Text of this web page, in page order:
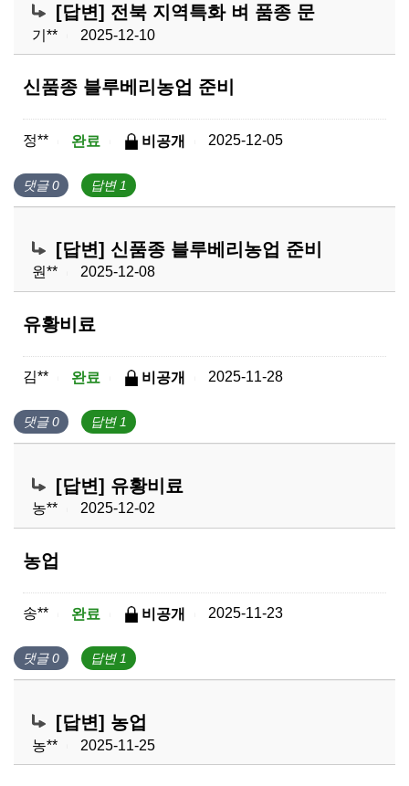
[답변] 전북 지역특화 벼 품종 문
기** 2025-12-10
신품종 블루베리농업 준비
정** 완료 비공개 2025-12-05
댓글 0 답변 1
[답변] 신품종 블루베리농업 준비
원** 2025-12-08
유황비료
김** 완료 비공개 2025-11-28
댓글 0 답변 1
[답변] 유황비료
농** 2025-12-02
농업
송** 완료 비공개 2025-11-23
댓글 0 답변 1
[답변] 농업
농** 2025-11-25